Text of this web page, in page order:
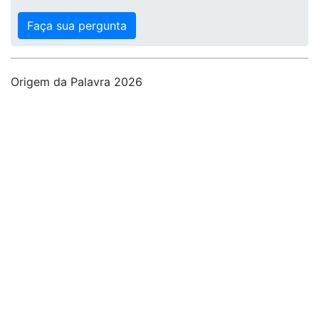
Faça sua pergunta
Origem da Palavra 2026